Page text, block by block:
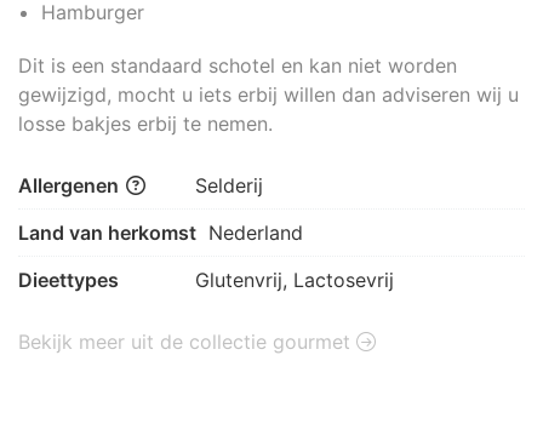
Hamburger
Dit is een standaard schotel en kan niet worden
gewijzigd, mocht u iets erbij willen dan adviseren wij u
losse bakjes erbij te nemen.
Allergenen
Selderij
Land van herkomst Nederland
Dieettypes
Glutenvrij, Lactosevrij
Bekijk meer uit de collectie gourmet